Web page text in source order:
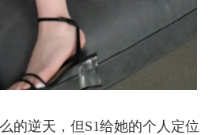
的逆天，但S1给她的个人定位